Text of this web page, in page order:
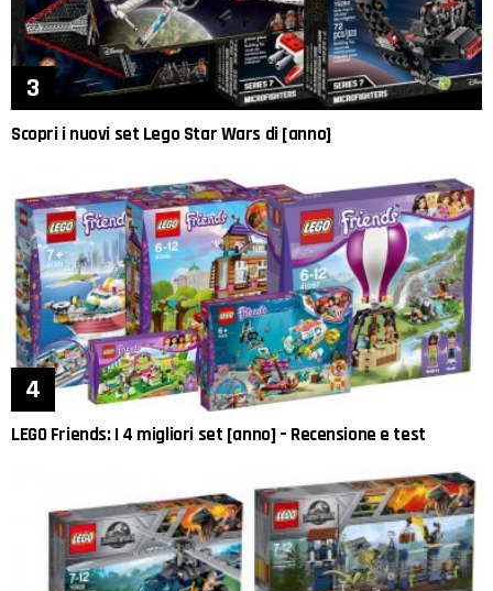
Scopri i nuovi set Lego Star Wars di [anno]
LEGO Friends: I 4 migliori set [anno] – Recensione e test